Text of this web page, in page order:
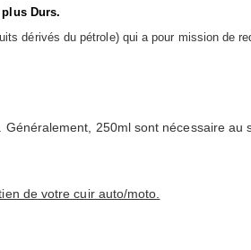
Durs.
dérivés du pétrole) qui a pour mission de
250ml sont nécessaire au
de votre cuir auto/moto.